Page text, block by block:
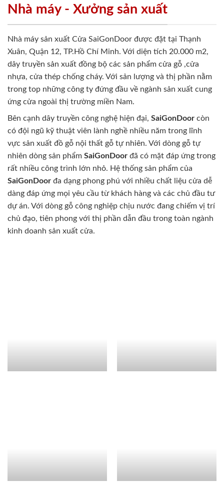
Nhà máy - Xưởng sản xuất
Nhà máy sản xuất Cửa SaiGonDoor được đặt tại Thạnh
Xuân, Quận 12, TP.Hồ Chí Minh. Với diện tích 20.000 m2,
dây truyền sản xuất đồng bộ các sản phẩm cửa gỗ ,cửa
nhựa, cửa thép chống cháy. Với sản lượng và thị phần nằm
trong top những công ty đứng đầu về ngành sản xuất cung
ứng cửa ngoài thị trường miền Nam.
Bên cạnh dây truyền công nghệ hiện đại, SaiGonDoor còn
có đội ngũ kỹ thuật viên lành nghề nhiều năm trong lĩnh
vực sản xuất đồ gỗ nội thất gỗ tự nhiên. Với dòng gỗ tự
nhiên dòng sản phẩm SaiGonDoor đã có mặt đáp ứng trong
rất nhiều công trình lớn nhỏ. Hệ thống sản phẩm của
SaiGonDoor đa dạng phong phú với nhiều chất liệu cửa dễ
dàng đáp ứng mọi yêu cầu từ khách hàng và các chủ đầu tư
dự án. Với dòng gỗ công nghiệp chịu nước đang chiếm vị trí
chủ đạo, tiên phong với thị phần dẫn đầu trong toàn ngành
kinh doanh sản xuất cửa.